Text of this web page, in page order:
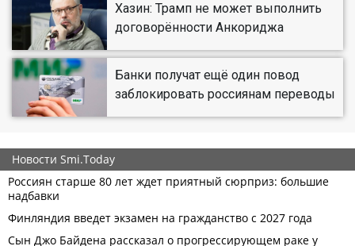
Хазин: Трамп не может выполнить
договорённости Анкориджа
Банки получат ещё один повод
заблокировать россиянам переводы